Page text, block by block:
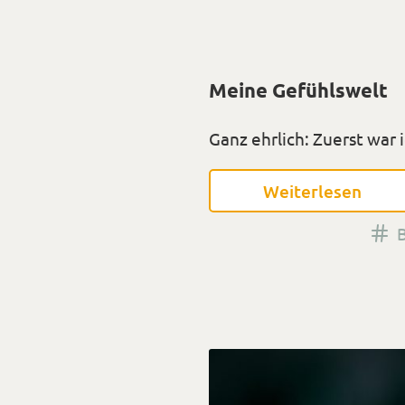
Meine Gefühlswelt
Ganz ehrlich: Zuerst war
Weiterlesen